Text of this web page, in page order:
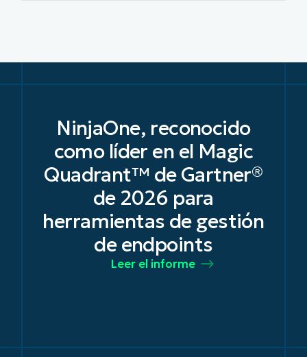
el Magic
Gartner®
gestión
IDC nombra a
líder en
gestión
endpoints para
Leer la noticia